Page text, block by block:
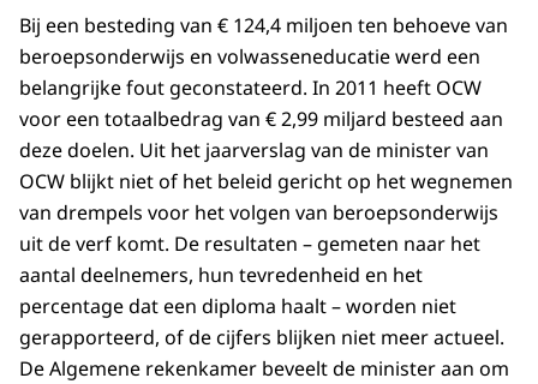
Bij een besteding van € 124,4 miljoen ten behoeve van
beroepsonderwijs en volwasseneducatie werd een
belangrijke fout geconstateerd. In 2011 heeft OCW
voor een totaalbedrag van € 2,99 miljard besteed aan
deze doelen. Uit het jaarverslag van de minister van
OCW blijkt niet of het beleid gericht op het wegnemen
van drempels voor het volgen van beroepsonderwijs
uit de verf komt. De resultaten – gemeten naar het
aantal deelnemers, hun tevredenheid en het
percentage dat een diploma haalt – worden niet
gerapporteerd, of de cijfers blijken niet meer actueel.
De Algemene rekenkamer beveelt de minister aan om